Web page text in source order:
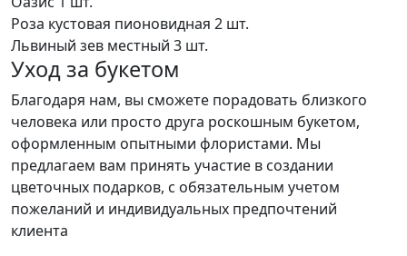
Роза кустовая пионовидная 2 шт.
Львиный зев местный 3 шт.
Уход за букетом
Благодаря нам, вы сможете порадовать близкого
человека или просто друга роскошным букетом,
оформленным опытными флористами. Мы
предлагаем вам принять участие в создании
цветочных подарков, с обязательным учетом
пожеланий и индивидуальных предпочтений
клиента